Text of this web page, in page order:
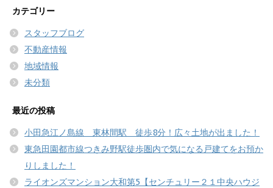
カテゴリー
スタッフブログ
不動産情報
地域情報
未分類
最近の投稿
小田急江ノ島線 東林間駅 徒歩8分！広々土地が出ました！
東急田園都市線つきみ野駅徒歩圏内で気になる戸建てをお預か
りしました！
ライオンズマンション大和第5【センチュリー２１中央ハウジ